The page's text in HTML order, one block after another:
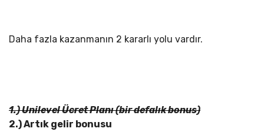
Daha fazla kazanmanın 2 kararlı yolu vardır.
1.) Unilevel Ücret Planı (bir defalık bonus)
2.) Artık gelir bonusu